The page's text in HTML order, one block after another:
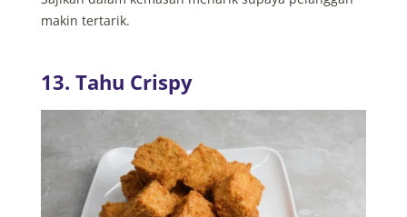
makin tertarik.
13. Tahu Crispy